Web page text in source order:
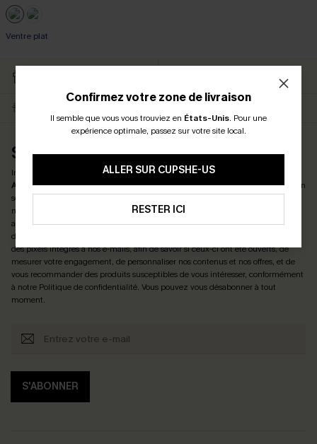
Ventre plat
Confirmez votre zone de livraison
Il semble que vous vous trouviez en États-Unis. Pour une
expérience optimale, passez sur votre site local.
ALLER SUR CUPSHE-US
RESTER ICI
S'ABONNER ET OBTENIR LE CODE
Inscrivez-vous maintenant et profitez de-15% DÈS 2 ACHETÉS & -25% DÈS 4
ACHETÉS! *Un code par commande. Chaque code est valable une seule fois.
En
soumettant votre adresse e-mail, vous acceptez de recevoir des e-mails
marketing (y compris du contenu généré par l'IA) de Cupshe et reconnaissez
avoir pris connaissance de nosTermes & Conditions. Nous pouvons utiliser les
données collectées sur notre site ainsi que des technologies de suivi, telles que
des pixels intégrés à nos e-mails, afin de savoir si ceux-ci ont été ouverts, de
mesurer votre engagement, de personnaliser nos contenus et nos offres, et de
vous recommander des produits susceptibles de vous intéresser, conformément
à notre Politique de confidentialité. Vous pouvez vous désabonner à tout
moment.
S'ABONNER